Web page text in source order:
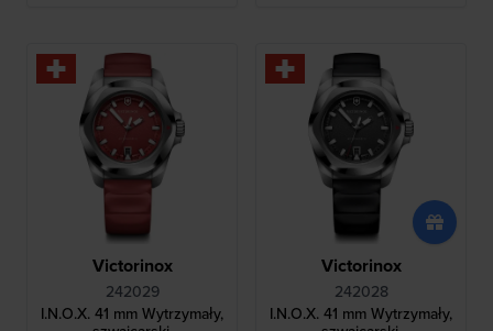
Victorinox
242029
I.N.O.X. 41 mm Wytrzymały,
Victorinox
242028
I.N.O.X. 41 mm Wytrzymały,